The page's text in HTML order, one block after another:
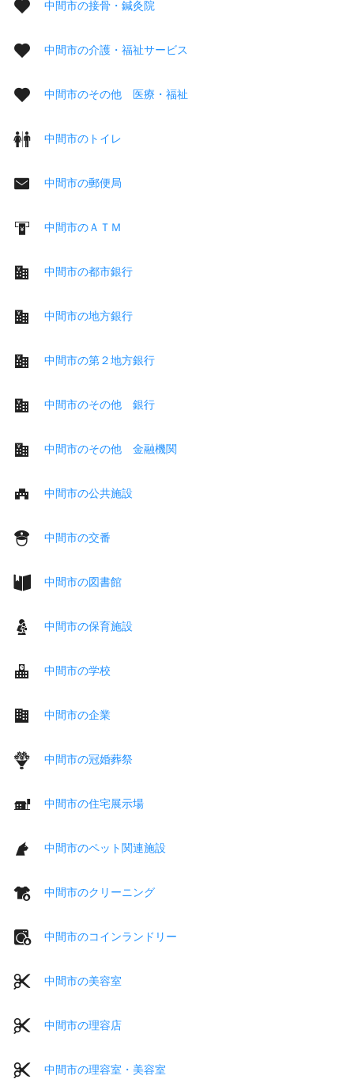
中間市の接骨・鍼灸院
中間市の介護・福祉サービス
中間市のその他 医療・福祉
中間市のトイレ
中間市の郵便局
中間市のＡＴＭ
中間市の都市銀行
中間市の地方銀行
中間市の第２地方銀行
中間市のその他 銀行
中間市のその他 金融機関
中間市の公共施設
中間市の交番
中間市の図書館
中間市の保育施設
中間市の学校
中間市の企業
中間市の冠婚葬祭
中間市の住宅展示場
中間市のペット関連施設
中間市のクリーニング
中間市のコインランドリー
中間市の美容室
中間市の理容店
中間市の理容室・美容室